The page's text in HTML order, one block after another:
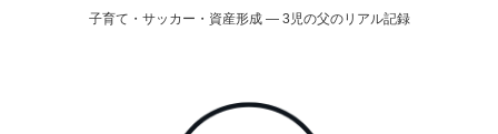
子育て・サッカー・資産形成 ― 3児の父のリアル記録